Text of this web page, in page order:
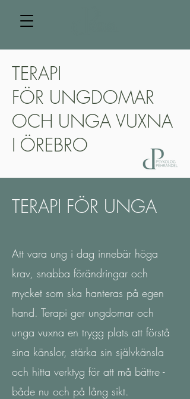
TERAPI
FÖR UNGDOMAR
OCH UNGA VUXNA
I ÖREBRO
TERAPI FÖR UNGA
Att vara ung i dag innebär höga
krav, snabba förändringar och
mycket som ska hanteras på egen
hand. Terapi ger ungdomar och
unga vuxna en trygg plats att förstå
sina känslor, stärka sin självkänsla
och hitta verktyg för att må bättre -
både nu och på lång sikt.